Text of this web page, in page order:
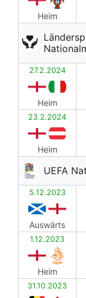
Heim
27.2.2024
Heim
23.2.2024
Heim
UEFA
5.12.2023
Auswärts
1.12.2023
Heim
31.10.2023